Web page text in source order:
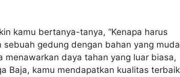
kamu bertanya-tanya, “Kenapa harus
gedung dengan bahan yang
menawarkan daya tahan yang luar biasa,
Baja, kamu mendapatkan kualitas terbaik